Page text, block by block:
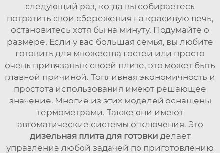
следующий раз, когда вы собираетесь
потратить свои сбережения на красивую печь,
остановитесь хотя бы на минуту. Подумайте о
размере. Если у вас большая семья, вы любите
готовить для множества гостей или просто
очень привязаны к своей плите, это может быть
главной причиной. Топливная экономичность и
простота использования имеют решающее
значение. Многие из этих моделей оснащены
термометрами. Также они имеют
автоматические системы отключения. Это
дизельная плита для готовки делает
управление любой задачей по приготовлению